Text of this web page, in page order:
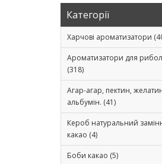
Категорії
Харчові ароматизатори
Ароматизатори для
(318)
Агар-агар, пектин,
альбумін. (41)
Кероб натуральний
какао (4)
Боби какао (5)